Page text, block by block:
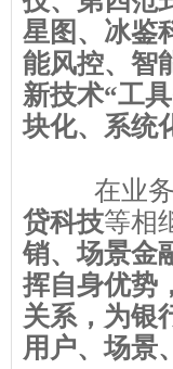
星图、冰鉴
能风控、智
新技术“工
块化、系统
在业
贷科技等相
销、场景金
挥自身优势
关系，为银
用户、场景